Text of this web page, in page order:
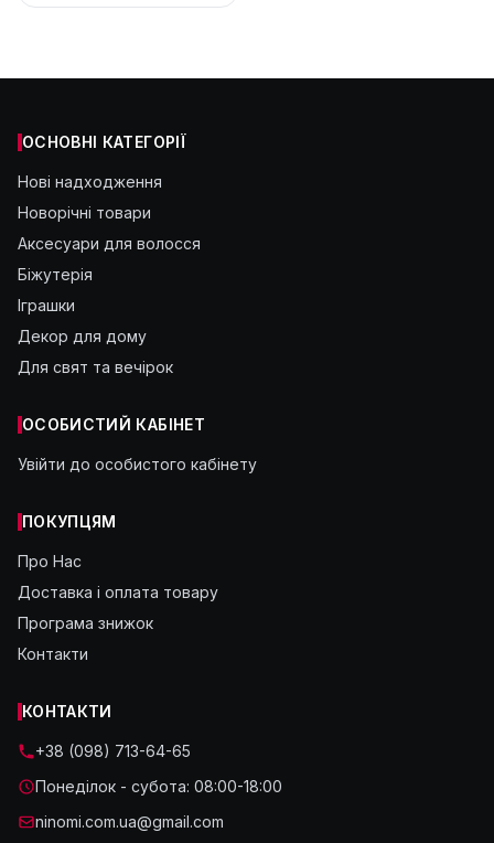
ОСНОВНІ КАТЕГОРІЇ
Нові надходження
Новорічні товари
Аксесуари для волосся
Біжутерія
Іграшки
Декор для дому
Для свят та вечірок
ОСОБИСТИЙ КАБІНЕТ
Увійти до особистого кабінету
ПОКУПЦЯМ
Про Нас
Доставка і оплата товару
Програма знижок
Контакти
КОНТАКТИ
+38 (098) 713-64-65
Понеділок - субота: 08:00-18:00
ninomi.com.ua@gmail.com